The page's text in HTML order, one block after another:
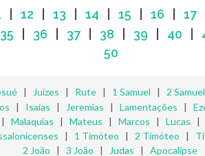
12 13 14 15 16 17
35 36 37| 38 39 40
50
| Juízes | Rute| 1 Samuel | 2 Samuel
| Isaías | Jeremias | Lamentações |
| Malaquias | Mateus | Marcos | Lucas |
| 1 Timóteo | 2 Timóteo |
2 João | 3 João | Judas | Apocalipse